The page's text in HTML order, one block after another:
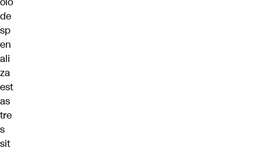
de
sp
en
ali
za
est
as
tre
s
sit